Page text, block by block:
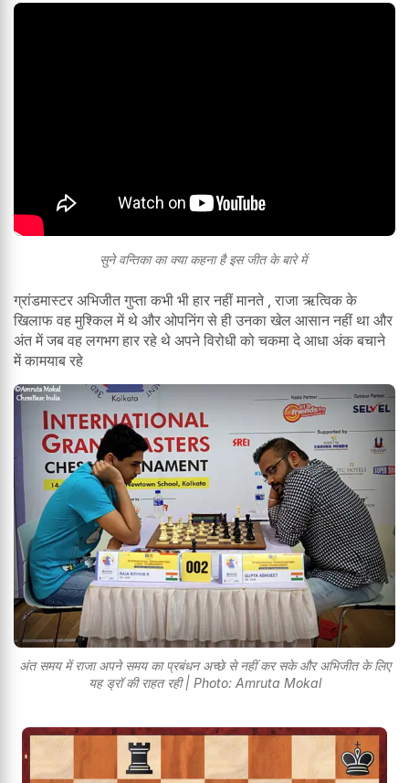
सुने वन्तिका का क्या कहना है इस जीत के बारे में
ग्रांडमास्टर अभिजीत गुप्ता कभी भी हार नहीं मानते , राजा ऋत्विक के
खिलाफ वह मुश्किल में थे और ओपनिंग से ही उनका खेल आसान नहीं था और
अंत में जब वह लगभग हार रहे थे अपने विरोधी को चकमा दे आधा अंक बचाने
में कामयाब रहे
अंत समय में राजा अपने समय का प्रबंधन अच्छे से नहीं कर सके और अभिजीत के लिए
यह ड्रॉ की राहत रही | Photo: Amruta Mokal